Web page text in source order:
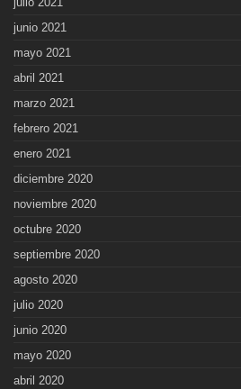
junio 2021
mayo 2021
abril 2021
marzo 2021
febrero 2021
enero 2021
diciembre 2020
noviembre 2020
octubre 2020
septiembre 2020
agosto 2020
julio 2020
junio 2020
mayo 2020
abril 2020